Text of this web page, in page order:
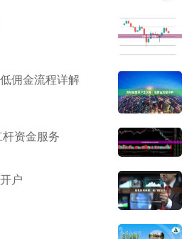
佣金流程详解
资金服务
户